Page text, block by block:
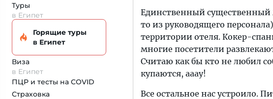
Туры
в Египет
Горящие туры
в Египет
Виза
в Египет
ПЦР и тесты на COVID
Страховка
Единственный существенный
то из руководящего
территории отеля. Кокер-
многие посетители
Считаю как бы кто не любил
купаются, ааау!
Все остальное нас устроило.